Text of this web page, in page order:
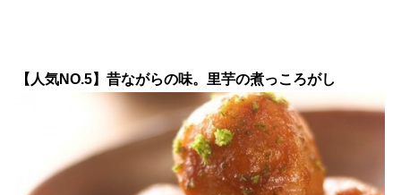
【人気NO.5】昔ながらの味。里芋の煮っころがし